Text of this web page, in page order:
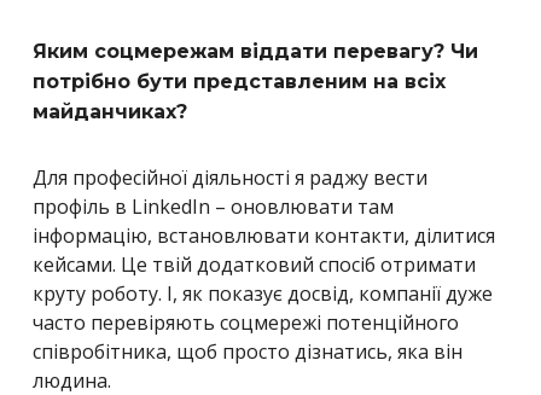
Яким соцмережам віддати перевагу? Чи
потрібно бути представленим на всіх
майданчиках?
Для професійної діяльності я раджу вести
профіль в LinkedIn – оновлювати там
інформацію, встановлювати контакти, ділитися
кейсами. Це твій додатковий спосіб отримати
круту роботу. І, як показує досвід, компанії дуже
часто перевіряють соцмережі потенційного
співробітника, щоб просто дізнатись, яка він
людина.